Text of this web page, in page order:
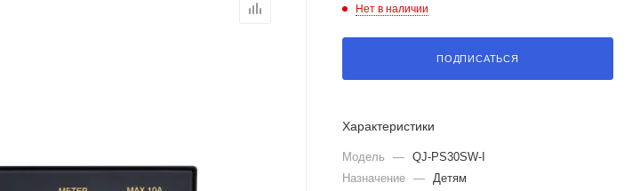
Нет в наличии
ПОДПИСАТЬСЯ
Характеристики
Модель — QJ-PS30SW-I
Назначение —
Детям